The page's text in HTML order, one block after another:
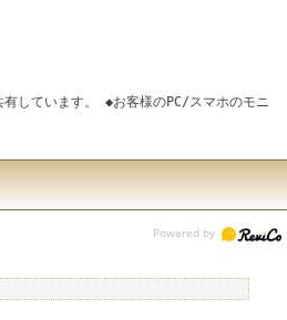
しています。 ◆お客様のPC/スマホのモニ